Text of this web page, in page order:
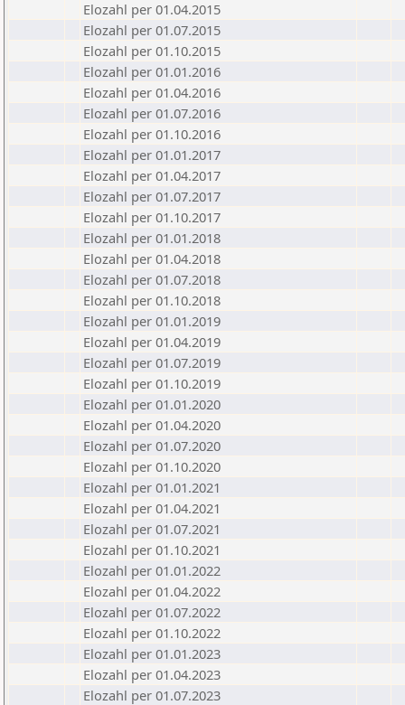
Elozahl per 01.04.2015
Elozahl per 01.07.2015
Elozahl per 01.10.2015
Elozahl per 01.01.2016
Elozahl per 01.04.2016
Elozahl per 01.07.2016
Elozahl per 01.10.2016
Elozahl per 01.01.2017
Elozahl per 01.04.2017
Elozahl per 01.07.2017
Elozahl per 01.10.2017
Elozahl per 01.01.2018
Elozahl per 01.04.2018
Elozahl per 01.07.2018
Elozahl per 01.10.2018
Elozahl per 01.01.2019
Elozahl per 01.04.2019
Elozahl per 01.07.2019
Elozahl per 01.10.2019
Elozahl per 01.01.2020
Elozahl per 01.04.2020
Elozahl per 01.07.2020
Elozahl per 01.10.2020
Elozahl per 01.01.2021
Elozahl per 01.04.2021
Elozahl per 01.07.2021
Elozahl per 01.10.2021
Elozahl per 01.01.2022
Elozahl per 01.04.2022
Elozahl per 01.07.2022
Elozahl per 01.10.2022
Elozahl per 01.01.2023
Elozahl per 01.04.2023
Elozahl per 01.07.2023